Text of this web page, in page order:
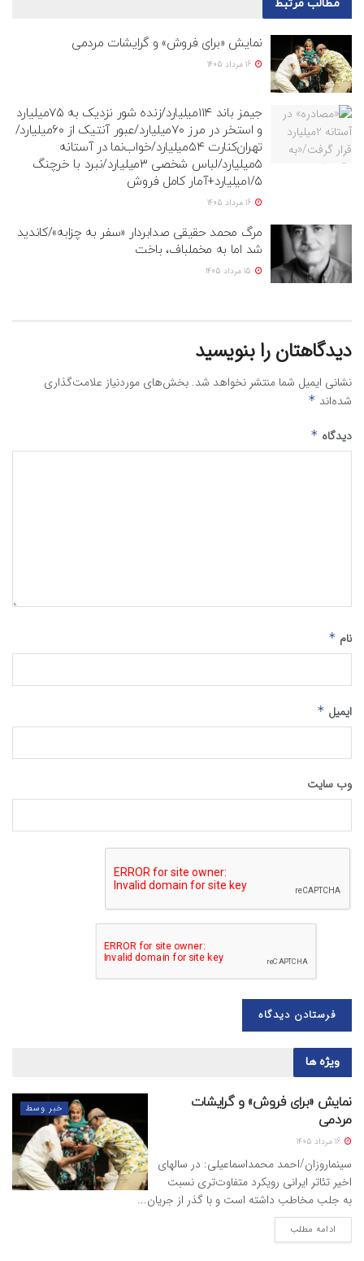
مطالب مرتبط
نمایش «برای فروش» و گرایشات مردمی
جیمز باند ۱۱۴میلیارد/زنده شور نزدیک به ۷۵میلیارد
و استخر در مرز ۷۰میلیارد/عبور آنتیک از ۶۰میلیارد/
تهران‌کنارت ۵۴میلیارد/خواب‌نما در آستانه
۵میلیارد/لباس شخصی ۳میلیارد/نبرد با خرچنگ
۱/۵میلیارد+آمار کامل فروش
مرگ محمد حقیقی صدابردار «سفر به چزابه»/کاندید
شد اما به مخملباف، باخت
دیدگاهتان را بنویسید
نشانی ایمیل شما منتشر نخواهد شد. بخش‌های موردنیاز علامت‌گذاری
شده‌اند *
دیدگاه *
نام *
ایمیل *
وب‌ سایت
ویژه ها
خبر وسط
نمایش «برای فروش» و گرایشات
مردمی
سینماروزان/احمد محمداسماعیلی: در سالهای
اخیر تئاتر ایرانی رویکرد متفاوت‌تری نسبت
به جلب مخاطب داشته است و با گذر از جریان...
ادامه مطلب